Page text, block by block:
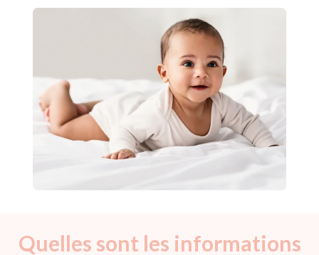
Quelles sont les informations